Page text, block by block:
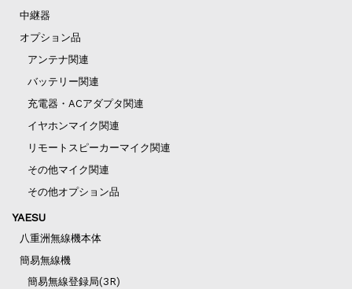
中継器
オプション品
アンテナ関連
バッテリー関連
充電器・ACアダプタ関連
イヤホンマイク関連
リモートスピーカーマイク関連
その他マイク関連
その他オプション品
YAESU
八重洲無線機本体
簡易無線機
簡易無線登録局(3R)